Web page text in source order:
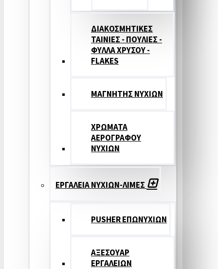
ΔΙΑΚΟΣΜΗΤΙΚΕΣ
ΤΑΙΝΙΕΣ - ΠΟΥΛΙΕΣ -
ΦΥΛΛΑ ΧΡΥΣΟΥ -
FLAKES
ΜΑΓΝΗΤΗΣ ΝΥΧΙΩΝ
ΧΡΩΜΑΤΑ
ΑΕΡΟΓΡΑΦΟΥ
ΝΥΧΙΩΝ
ΕΡΓΑΛΕΙΑ ΝΥΧΙΩΝ-ΛΙΜΕΣ
PUSHER ΕΠΩΝΥΧΙΩΝ
ΑΞΕΣΟΥΑΡ
ΕΡΓΑΛΕΙΩΝ